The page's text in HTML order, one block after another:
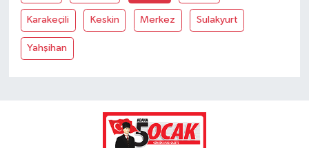
Karakeçili Keskin Merkez Sulakyurt
Yahşihan